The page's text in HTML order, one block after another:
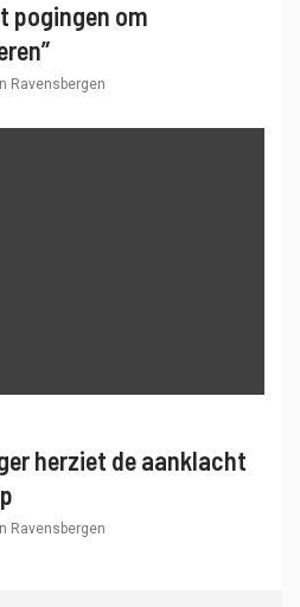
pogingen om
Ravensbergen
herziet de aanklacht
Ravensbergen